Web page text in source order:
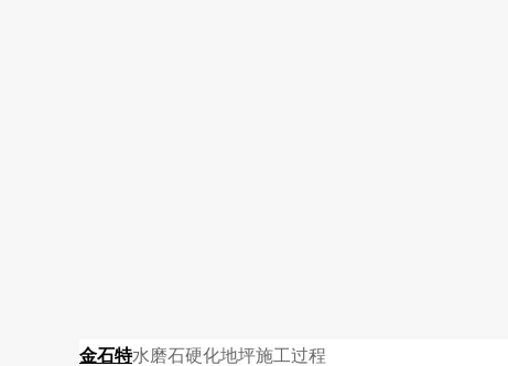
金石特水磨石硬化地坪施工过程